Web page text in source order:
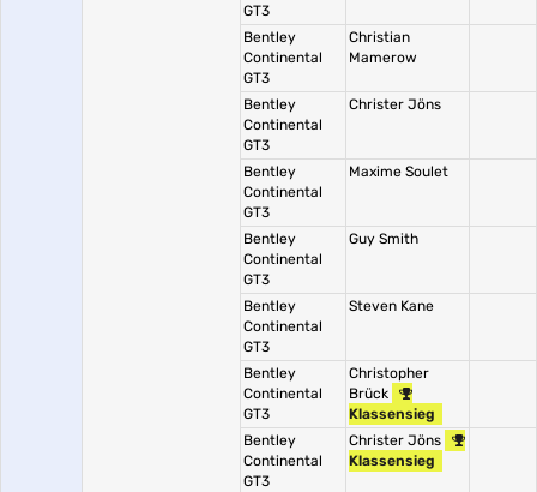
GT3
Bentley
Continental
GT3
Christian
Mamerow
Bentley
Continental
GT3
Christer Jöns
Bentley
Continental
GT3
Maxime Soulet
Bentley
Continental
GT3
Guy Smith
Bentley
Continental
GT3
Steven Kane
Bentley
Continental
GT3
Christopher
Brück
Klassensieg
Bentley
Continental
GT3
Christer Jöns
Klassensieg